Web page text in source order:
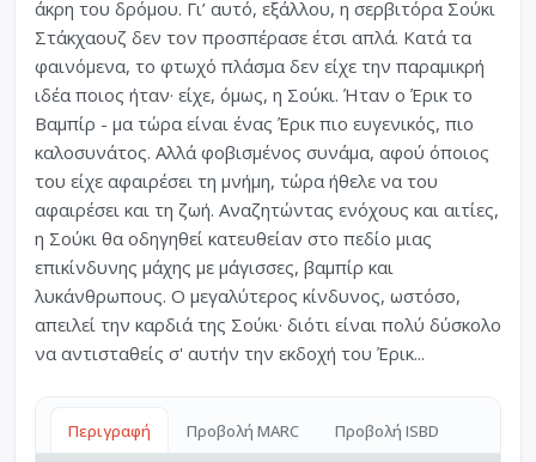
άκρη του δρόμου. Γι’ αυτό, εξάλλου, η σερβιτόρα Σούκι
Στάκχαουζ δεν τον προσπέρασε έτσι απλά. Κατά τα
φαινόμενα, το φτωχό πλάσμα δεν είχε την παραμικρή
ιδέα ποιος ήταν· είχε, όμως, η Σούκι. Ήταν ο Έρικ το
Βαμπίρ - μα τώρα είναι ένας Έρικ πιο ευγενικός, πιο
καλοσυνάτος. Αλλά φοβισμένος συνάμα, αφού όποιος
του είχε αφαιρέσει τη μνήμη, τώρα ήθελε να του
αφαιρέσει και τη ζωή. Αναζητώντας ενόχους και αιτίες,
η Σούκι θα οδηγηθεί κατευθείαν στο πεδίο μιας
επικίνδυνης μάχης με μάγισσες, βαμπίρ και
λυκάνθρωπους. Ο μεγαλύτερος κίνδυνος, ωστόσο,
απειλεί την καρδιά της Σούκι· διότι είναι πολύ δύσκολο
να αντισταθείς σ' αυτήν την εκδοχή του Έρικ...
Περιγραφή Προβολή MARC Προβολή ISBD